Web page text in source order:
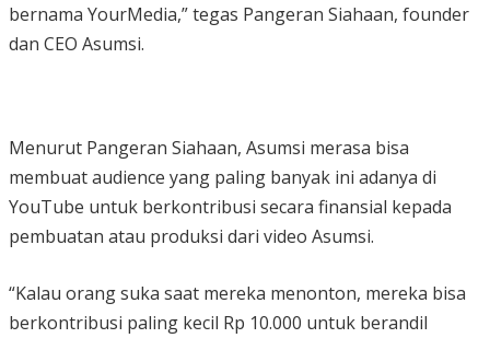
bernama YourMedia,” tegas Pangeran Siahaan, founder
dan CEO Asumsi.
Menurut Pangeran Siahaan, Asumsi merasa bisa
membuat audience yang paling banyak ini adanya di
YouTube untuk berkontribusi secara finansial kepada
pembuatan atau produksi dari video Asumsi.
“Kalau orang suka saat mereka menonton, mereka bisa
berkontribusi paling kecil Rp 10.000 untuk berandil